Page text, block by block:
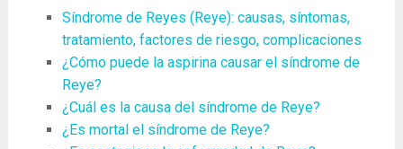
Síndrome de Reyes (Reye): causas, síntomas,
tratamiento, factores de riesgo, complicaciones
¿Cómo puede la aspirina causar el síndrome de
Reye?
¿Cuál es la causa del síndrome de Reye?
¿Es mortal el síndrome de Reye?